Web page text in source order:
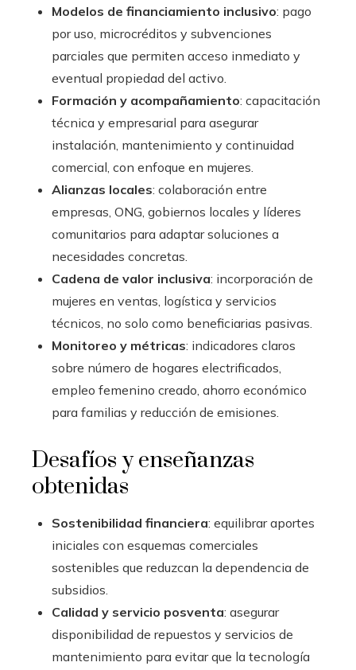
Modelos de financiamiento inclusivo: pago
por uso, microcréditos y subvenciones
parciales que permiten acceso inmediato y
eventual propiedad del activo.
Formación y acompañamiento: capacitación
técnica y empresarial para asegurar
instalación, mantenimiento y continuidad
comercial, con enfoque en mujeres.
Alianzas locales: colaboración entre
empresas, ONG, gobiernos locales y líderes
comunitarios para adaptar soluciones a
necesidades concretas.
Cadena de valor inclusiva: incorporación de
mujeres en ventas, logística y servicios
técnicos, no solo como beneficiarias pasivas.
Monitoreo y métricas: indicadores claros
sobre número de hogares electrificados,
empleo femenino creado, ahorro económico
para familias y reducción de emisiones.
Desafíos y enseñanzas
obtenidas
Sostenibilidad financiera: equilibrar aportes
iniciales con esquemas comerciales
sostenibles que reduzcan la dependencia de
subsidios.
Calidad y servicio posventa: asegurar
disponibilidad de repuestos y servicios de
mantenimiento para evitar que la tecnología